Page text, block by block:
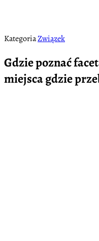
KategoriaZwiązek
Gdzie poznać
miejsca gdzie